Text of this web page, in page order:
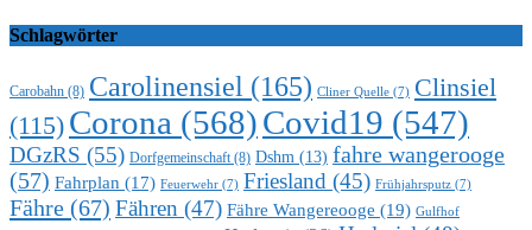
Schlagwörter
Carobahn (8) Carolinensiel (165) Cliner Quelle (7) Clinsiel
(115) Corona (568)Covid19 (547)
DGzRS (55) Dorfgemeinschaft(8) Dshm (13) fahre wangerooge
(57) Fahrplan (17) Feuerwehr (7) Friesland (45) Frühjahrsputz (7)
Fähre (67) Fähren (47) Fähre Wangereooge (19) Gulfhof